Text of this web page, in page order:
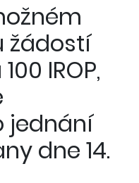
žádostí
IROP,
jednání
dne 14.